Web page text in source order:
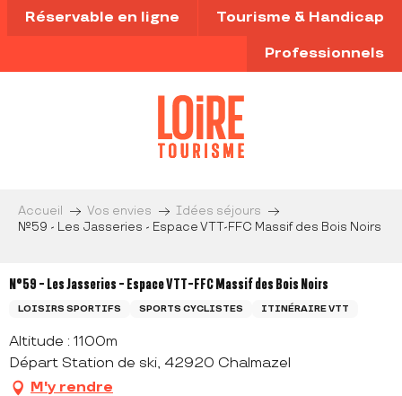
Aller
au
principal
Réservable en ligne Tourisme & Handicap
Professionnels
Accueil Vos envies
Idées séjours
N°59 - Les Jasseries - Espace VTT-FFC Massif des Bois Noirs
N°59 - Les Jasseries - Espace VTT-FFC Massif des Bois Noirs
LOISIRS SPORTIFS SPORTS CYCLISTES ITINÉRAIRE VTT
Altitude : 1100m
Départ Station de ski, 42920 Chalmazel
M'y rendre